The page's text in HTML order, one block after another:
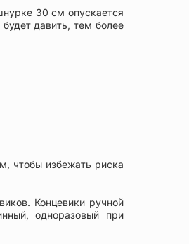
30 см опускается
давить, тем более
чтобы избежать риска
Концевики ручной
одноразовый при